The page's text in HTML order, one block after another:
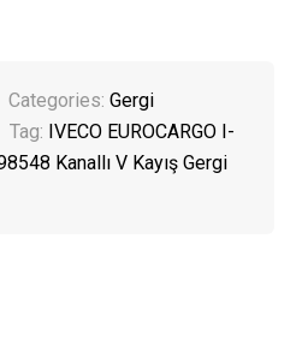
Categories:Gergi
Tag: IVECO EUROCARGO I-
Kanallı V Kayış Gergi